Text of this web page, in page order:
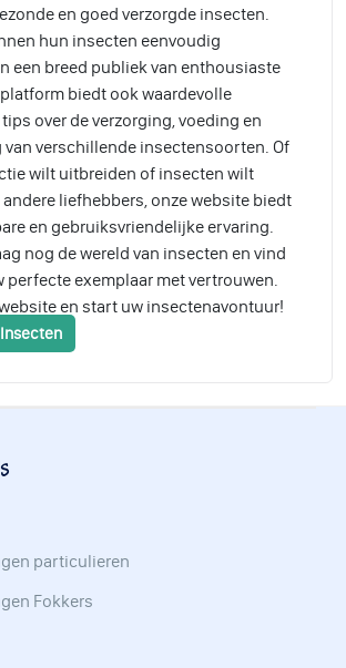
en goed verzorgde insecten.
hun insecten eenvoudig
een breed publiek van enthousiaste
biedt ook waardevolle
over de verzorging, voeding en
van verschillende insectensoorten. Of
wilt uitbreiden of insecten wilt
liefhebbers, onze website biedt
en gebruiksvriendelijke ervaring.
nog de wereld van insecten en vind
perfecte exemplaar met vertrouwen.
en start uw insectenavontuur!
particulieren
Fokkers